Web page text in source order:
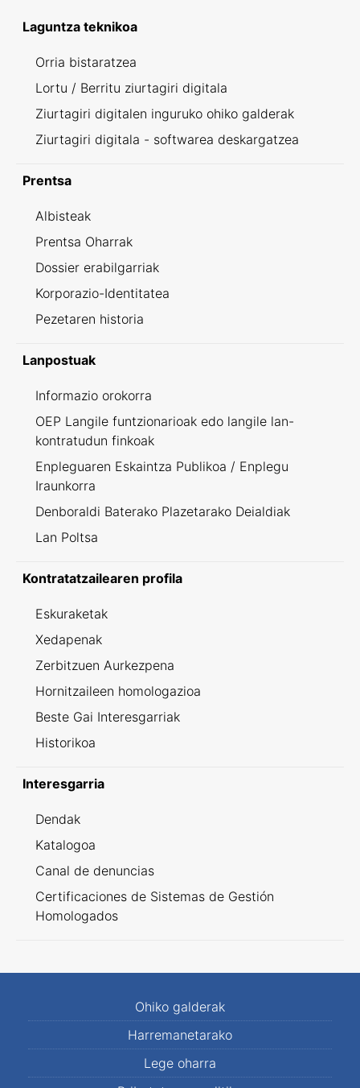
Laguntza teknikoa
Orria bistaratzea
Lortu / Berritu ziurtagiri digitala
Ziurtagiri digitalen inguruko ohiko galderak
Ziurtagiri digitala - softwarea deskargatzea
Prentsa
Albisteak
Prentsa Oharrak
Dossier erabilgarriak
Korporazio-Identitatea
Pezetaren historia
Lanpostuak
Informazio orokorra
OEP Langile funtzionarioak edo langile lan-
kontratudun finkoak
Enpleguaren Eskaintza Publikoa / Enplegu
Iraunkorra
Denboraldi Baterako Plazetarako Deialdiak
Lan Poltsa
Kontratatzailearen profila
Eskuraketak
Xedapenak
Zerbitzuen Aurkezpena
Hornitzaileen homologazioa
Beste Gai Interesgarriak
Historikoa
Interesgarria
Dendak
Katalogoa
Canal de denuncias
Certificaciones de Sistemas de Gestión
Homologados
Ohiko galderak
Harremanetarako
Lege oharra